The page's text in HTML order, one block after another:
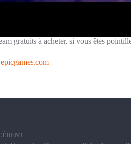
gratuits à acheter, si vous êtes